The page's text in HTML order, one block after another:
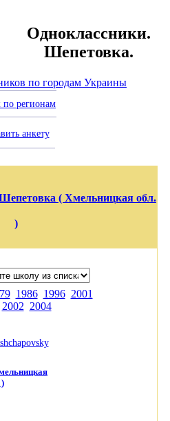
Одноклассники.
Шепетовка.
по регионам
анкету
( Хмельницкая обл.
)
1986 1996 2001
2002 2004